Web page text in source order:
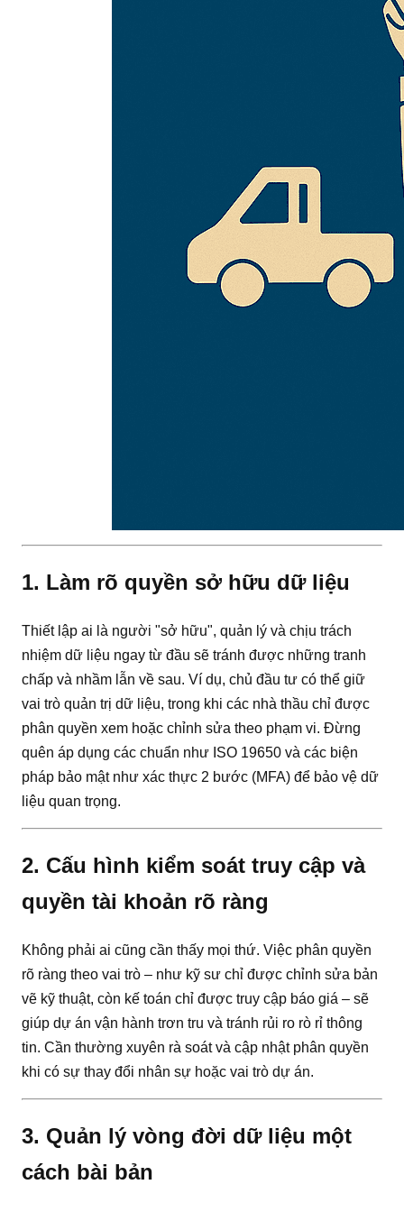
1. Làm rõ quyền sở hữu dữ liệu
Thiết lập ai là người "sở hữu", quản lý và chịu trách
nhiệm dữ liệu ngay từ đầu sẽ tránh được những tranh
chấp và nhầm lẫn về sau. Ví dụ, chủ đầu tư có thể giữ
vai trò quản trị dữ liệu, trong khi các nhà thầu chỉ được
phân quyền xem hoặc chỉnh sửa theo phạm vi. Đừng
quên áp dụng các chuẩn như ISO 19650 và các biện
pháp bảo mật như xác thực 2 bước (MFA) để bảo vệ dữ
liệu quan trọng.
2. Cấu hình kiểm soát truy cập và
quyền tài khoản rõ ràng
Không phải ai cũng cần thấy mọi thứ. Việc phân quyền
rõ ràng theo vai trò – như kỹ sư chỉ được chỉnh sửa bản
vẽ kỹ thuật, còn kế toán chỉ được truy cập báo giá – sẽ
giúp dự án vận hành trơn tru và tránh rủi ro rò rỉ thông
tin. Cần thường xuyên rà soát và cập nhật phân quyền
khi có sự thay đổi nhân sự hoặc vai trò dự án.
3. Quản lý vòng đời dữ liệu một
cách bài bản